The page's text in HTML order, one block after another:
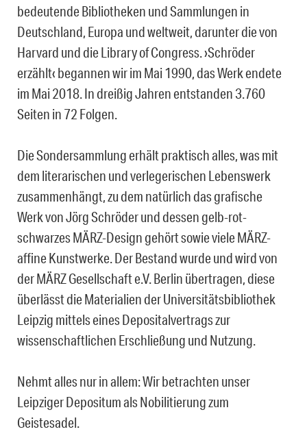
bedeutende Bibliotheken und Sammlungen in
Deutschland, Europa und weltweit, darunter die von
Harvard und die Library of Congress. ›Schröder
erzählt‹ begannen wir im Mai 1990, das Werk endete
im Mai 2018. In dreißig Jahren entstanden 3.760
Seiten in 72 Folgen.
Die Sondersammlung erhält praktisch alles, was mit
dem literarischen und verlegerischen Lebenswerk
zusammenhängt, zu dem natürlich das grafische
Werk von Jörg Schröder und dessen gelb-rot-
schwarzes MÄRZ-Design gehört sowie viele MÄRZ-
affine Kunstwerke. Der Bestand wurde und wird von
der MÄRZ Gesellschaft e.V. Berlin übertragen, diese
überlässt die Materialien der Universitätsbibliothek
Leipzig mittels eines Depositalvertrags zur
wissenschaftlichen Erschließung und Nutzung.
Nehmt alles nur in allem: Wir betrachten unser
Leipziger Depositum als Nobilitierung zum
Geistesadel.